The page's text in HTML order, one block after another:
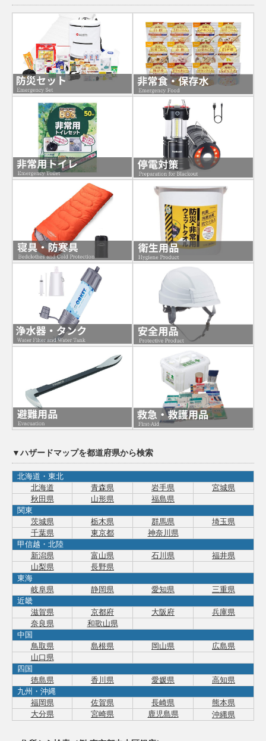
▼ハザードマップを都道府県から検索
北海道・東北
北海道
青森県 岩手県
宮城県
秋田県
山形県
福島県
関東
茨城県
栃木県 群馬県
埼玉県
千葉県
東京都
神奈川県
甲信越・北陸
新潟県
富山県 石川県
福井県
山梨県
長野県
東海
岐阜県
静岡県 愛知県
三重県
近畿
滋賀県
京都府 大阪府
兵庫県
奈良県
和歌山県
中国
鳥取県
島根県 岡山県
広島県
山口県
四国
徳島県
香川県 愛媛県
高知県
九州・沖縄
福岡県
佐賀県 長崎県
熊本県
大分県
宮崎県 鹿児島県 沖縄県